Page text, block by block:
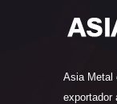
Asia Metal
exportador